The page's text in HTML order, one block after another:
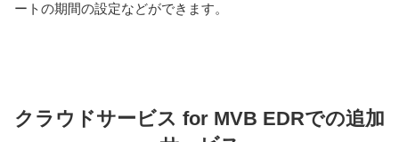
ートの期間の設定などができます。
クラウドサービス for MVB EDRでの追加